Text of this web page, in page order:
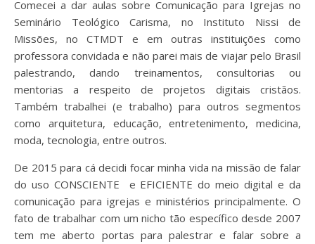
Comecei a dar aulas sobre Comunicação para Igrejas no
Seminário Teológico Carisma, no Instituto Nissi de
Missões, no CTMDT e em outras instituições como
professora convidada e não parei mais de viajar pelo Brasil
palestrando, dando treinamentos, consultorias ou
mentorias a respeito de projetos digitais cristãos.
Também trabalhei (e trabalho) para outros segmentos
como arquitetura, educação, entretenimento, medicina,
moda, tecnologia, entre outros.
De 2015 para cá decidi focar minha vida na missão de falar
do uso CONSCIENTE e EFICIENTE do meio digital e da
comunicação para igrejas e ministérios principalmente. O
fato de trabalhar com um nicho tão específico desde 2007
tem me aberto portas para palestrar e falar sobre a